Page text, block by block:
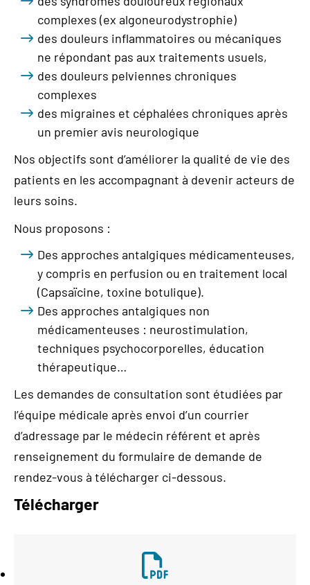
complexes (ex algoneurodystrophie)
des douleurs inflammatoires ou mécaniques
ne répondant pas aux traitements usuels,
des douleurs pelviennes chroniques
complexes
des migraines et céphalées chroniques après
un premier avis neurologique
Nos objectifs sont d’améliorer la qualité de vie des
patients en les accompagnant à devenir acteurs de
leurs soins.
Nous proposons :
Des approches antalgiques médicamenteuses,
y compris en perfusion ou en traitement local
(Capsaïcine, toxine botulique).
Des approches antalgiques non
médicamenteuses : neurostimulation,
techniques psychocorporelles, éducation
thérapeutique…
Les demandes de consultation sont étudiées par
l’équipe médicale après envoi d’un courrier
d’adressage par le médecin référent et après
renseignement du formulaire de demande de
rendez-vous à télécharger ci-dessous.
Télécharger